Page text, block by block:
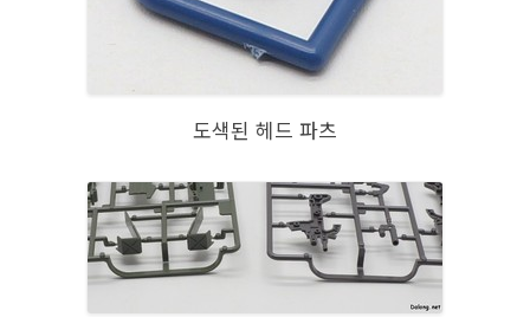
도색된 헤드 파츠